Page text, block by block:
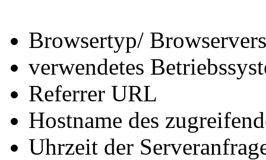
Browsertyp/
verwendetes
Referrer URL
Hostname des
Uhrzeit der